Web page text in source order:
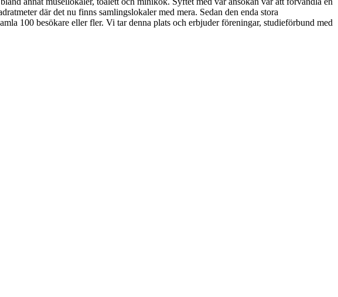
där det nu finns samlingslokaler med mera. Sedan den enda stora
100 besökare eller fler. Vi tar denna plats och erbjuder föreningar, studieförbund med